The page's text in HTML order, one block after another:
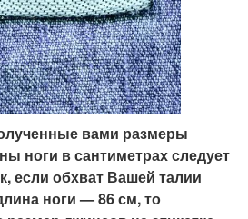
вами размеры
ноги в сантиметрах следует
если обхват Вашей талии
ноги — 86 см, то